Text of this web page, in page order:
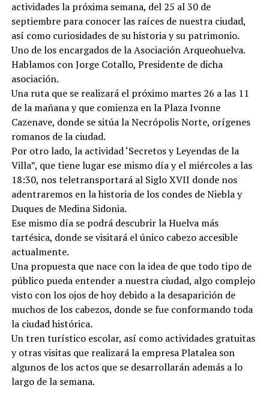
actividades la próxima semana, del 25 al 30 de
septiembre para conocer las raíces de nuestra ciudad,
así como curiosidades de su historia y su patrimonio.
Uno de los encargados de la Asociación Arqueohuelva.
Hablamos con Jorge Cotallo, Presidente de dicha
asociación.
Una ruta que se realizará el próximo martes 26 a las 11
de la mañana y que comienza en la Plaza Ivonne
Cazenave, donde se sitúa la Necrópolis Norte, orígenes
romanos de la ciudad.
Por otro lado, la actividad ‘Secretos y Leyendas de la
Villa”, que tiene lugar ese mismo día y el miércoles a las
18:30, nos teletransportará al Siglo XVII donde nos
adentraremos en la historia de los condes de Niebla y
Duques de Medina Sidonia.
Ese mismo día se podrá descubrir la Huelva más
tartésica, donde se visitará el único cabezo accesible
actualmente.
Una propuesta que nace con la idea de que todo tipo de
público pueda entender a nuestra ciudad, algo complejo
visto con los ojos de hoy debido a la desaparición de
muchos de los cabezos, donde se fue conformando toda
la ciudad histórica.
Un tren turístico escolar, así como actividades gratuitas
y otras visitas que realizará la empresa Platalea son
algunos de los actos que se desarrollarán además a lo
largo de la semana.